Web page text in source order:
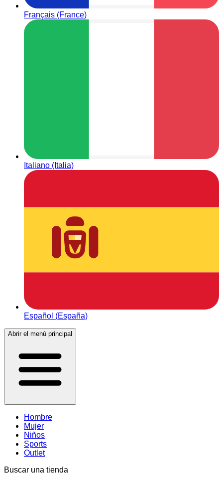
Français (France)
Italiano (Italia)
Español (España)
Abrir el menú principal
Hombre
Mujer
Niños
Sports
Outlet
Buscar una tienda